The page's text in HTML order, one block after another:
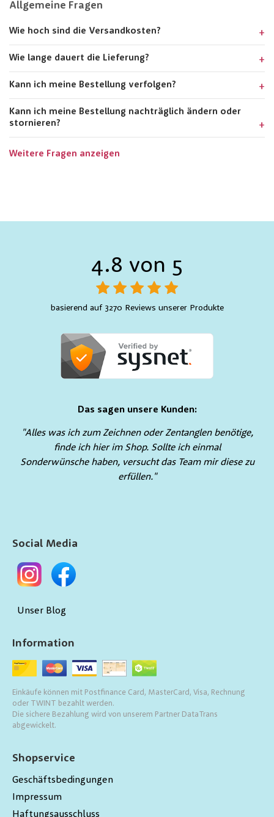
Allgemeine Fragen
Wie hoch sind die Versandkosten?
Wie lange dauert die Lieferung?
Kann ich meine Bestellung verfolgen?
Kann ich meine Bestellung nachträglich ändern oder
stornieren?
Weitere Fragen anzeigen
4.8 von 5
basierend auf 3270 Reviews unserer Produkte
Das sagen unsere Kunden:
"Alles was ich zum Zeichnen oder Zentanglen benötige,
finde ich hier im Shop. Sollte ich einmal
Sonderwünsche haben, versucht das Team mir diese zu
erfüllen."
Shopservice
Geschäftsbedingungen
Impressum
Haftungsausschluss
Information
Einkäufe können mit Postfinance Card, MasterCard, Visa, Rechnung
oder TWINT bezahlt werden.
Die sichere Bezahlung wird von unserem Partner DataTrans
abgewickelt.
Social Media
Unser Blog